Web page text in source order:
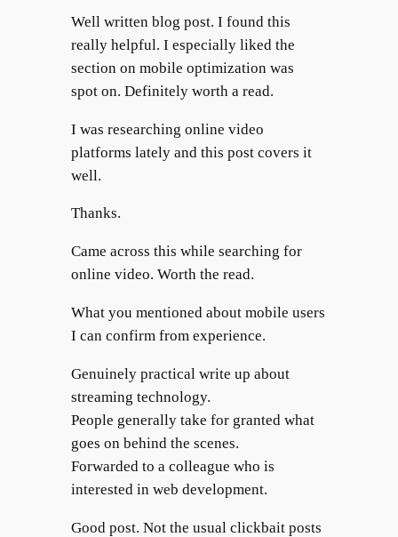
Well written blog post. I found this
really helpful. I especially liked the
section on mobile optimization was
spot on. Definitely worth a read.
I was researching online video
platforms lately and this post covers it
well.
Thanks.
Came across this while searching for
online video. Worth the read.
What you mentioned about mobile users
I can confirm from experience.
Genuinely practical write up about
streaming technology.
People generally take for granted what
goes on behind the scenes.
Forwarded to a colleague who is
interested in web development.
Good post. Not the usual clickbait posts